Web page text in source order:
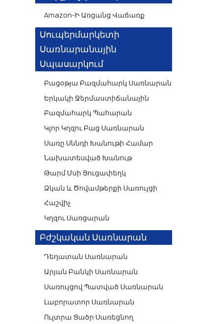
Amazon-Ի Առցանց Վաճառք
Սուպերմարկետի
Սառնարանային
Սպասարկում
Բացօթյա Բազմահարկ Սառնարան
Երկակի Ջերմաստիճանային
Բազմահարկ Պահարան
Կլոր Կղզու Բաց Սառնարան
Սառը Սննդի Խանութի Համար
Նախատեսված Խանութ
Թարմ Մսի Ցուցափեղկ
Ձկան ԵՒ Ծովամթերքի Սառույցի
Հաշվիչ
Կղզու Սառցարան
Բժշկական Սառնարան
Դեղատան Սառնարան
Արյան Բանկի Սառնարան
Սառույցով Պատված Սառնարան
Լաբորատոր Սառնարան
Ուլտրա Ցածր Սառեցնող